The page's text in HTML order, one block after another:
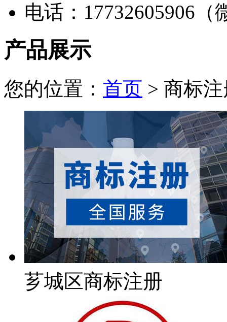
电话：17732605906（
产品展示
您的位置： 首页 > 商标
芗城区商标注册